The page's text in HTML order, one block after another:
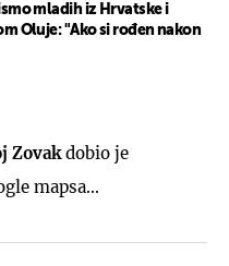
mladih iz Hrvatske i
Oluje: "Ako si rođen nakon
Zovakdobio je
mapsa...